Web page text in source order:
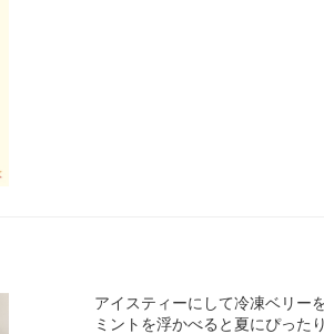
アイスティーにして冷凍ベリー
ミントを浮かべると夏にぴった